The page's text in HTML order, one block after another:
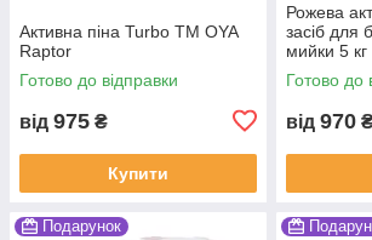
Активна піна Turbo ТМ OYA
Raptor
Готово до відправки
від 975 ₴
Купити
Рожева
засіб для
мийки 5 кг
Готово до
від 970
Подарунок